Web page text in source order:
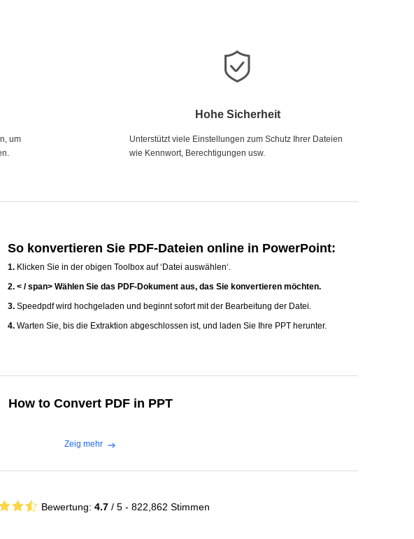
um
Hohe Sicherheit
Unterstützt viele Einstellungen zum Schutz Ihrer Dateien
wie Kennwort, Berechtigungen usw.
So konvertieren Sie PDF-Dateien online in PowerPoint:
1. Klicken Sie in der obigen Toolbox auf ‘Datei auswählen‘.
2. < / span> Wählen Sie das PDF-Dokument aus, das Sie konvertieren möchten.
3. Speedpdf wird hochgeladen und beginnt sofort mit der Bearbeitung der Datei.
4. Warten Sie, bis die Extraktion abgeschlossen ist, und laden Sie Ihre PPT herunter.
How to Convert PDF in PPT
Zeig mehr
Bewertung: 4.7/ 5 - 822,862 Stimmen